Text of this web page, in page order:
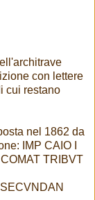
con lettere
cui restano
nel 1862 da
IMP CAIO I
TRIBVT